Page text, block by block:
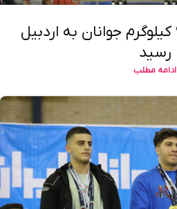
سه طلای دسته ۹۶ کیلوگرم جوانان به اردبیل
رسید
ادامه مطلب